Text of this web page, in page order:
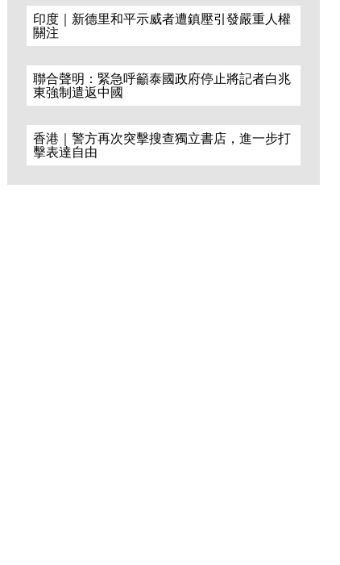
印度｜新德里和平示威者遭鎮壓引發嚴重人權
關注
聯合聲明：緊急呼籲泰國政府停止將記者白兆
東強制遣返中國
香港｜警方再次突擊搜查獨立書店，進一步打
擊表達自由